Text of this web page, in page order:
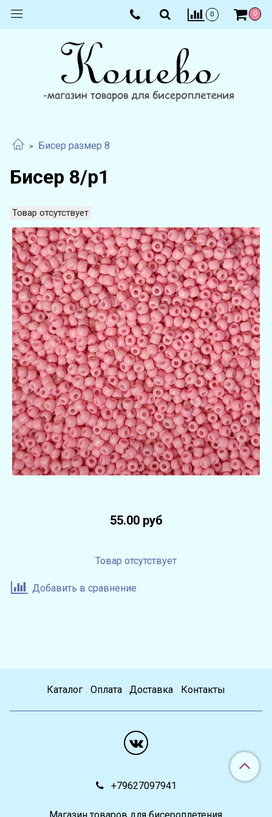
0 0
Бисер размер 8
Бисер 8/р1
Товар отсутствует
55.00 руб
Товар отсутствует
Добавить в сравнение
Каталог Оплата Доставка Контакты
+79627097941